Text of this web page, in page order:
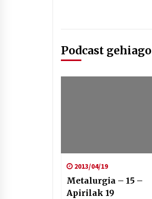
Podcast gehiago
2013/04/19
Metalurgia – 15 –
Apirilak 19